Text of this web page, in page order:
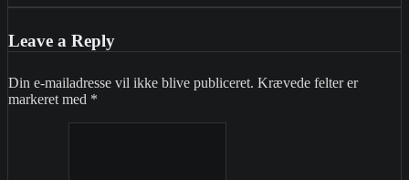
Leave a Reply
Din e-mailadresse vil ikke blive publiceret. Krævede felter er
markeret med *